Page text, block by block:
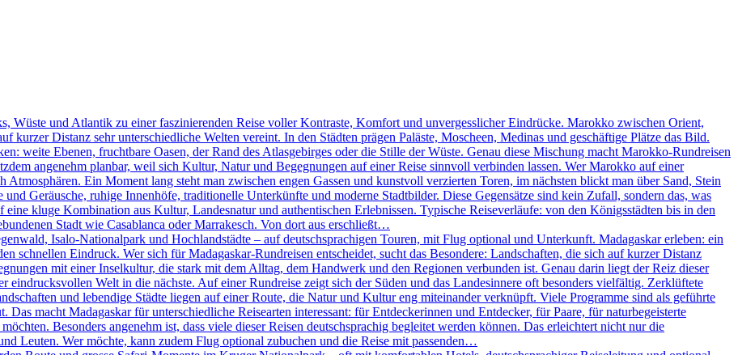
Wüste und Atlantik zu einer faszinierenden Reise voller Kontraste, Komfort und unvergesslicher Eindrücke. Marokko zwischen Orient,
kurzer Distanz sehr unterschiedliche Welten vereint. In den Städten prägen Paläste, Moscheen, Medinas und geschäftige Plätze das Bild.
weite Ebenen, fruchtbare Oasen, der Rand des Atlasgebirges oder die Stille der Wüste. Genau diese Mischung macht Marokko-Rundreisen
angenehm planbar, weil sich Kultur, Natur und Begegnungen auf einer Reise sinnvoll verbinden lassen. Wer Marokko auf einer
Ein Moment lang steht man zwischen engen Gassen und kunstvoll verzierten Toren, im nächsten blickt man über Sand, Stein
Geräusche, ruhige Innenhöfe, traditionelle Unterkünfte und moderne Stadtbilder. Diese Gegensätze sind kein Zufall, sondern das, was
kluge Kombination aus Kultur, Landesnatur und authentischen Erlebnissen. Typische Reiseverläufe: von den Königsstädten bis in den
Stadt wie Casablanca oder Marrakesch. Von dort aus erschließt…
Isalo-Nationalpark und Hochlandstädte – auf deutschsprachigen Touren, mit Flug optional und Unterkunft. Madagaskar erleben: ein
schnellen Eindruck. Wer sich für Madagaskar-Rundreisen entscheidet, sucht das Besondere: Landschaften, die sich auf kurzer Distanz
mit einer Inselkultur, die stark mit dem Alltag, dem Handwerk und den Regionen verbunden ist. Genau darin liegt der Reiz dieser
Welt in die nächste. Auf einer Rundreise zeigt sich der Süden und das Landesinnere oft besonders vielfältig. Zerklüftete
und lebendige Städte liegen auf einer Route, die Natur und Kultur eng miteinander verknüpft. Viele Programme sind als geführte
macht Madagaskar für unterschiedliche Reisearten interessant: für Entdeckerinnen und Entdecker, für Paare, für naturbegeisterte
Besonders angenehm ist, dass viele dieser Reisen deutschsprachig begleitet werden können. Das erleichtert nicht nur die
Leuten. Wer möchte, kann zudem Flug optional zubuchen und die Reise mit passenden…